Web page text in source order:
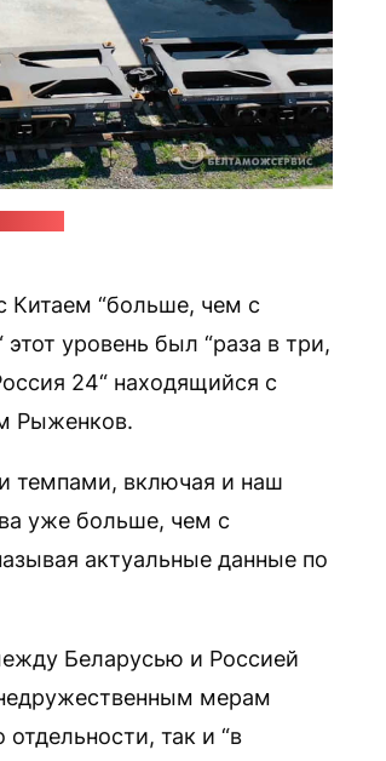
Китаем “больше, чем с
уровень был “раза в три,
24“ находящийся с
Рыженков.
темпами, включая и наш
уже больше, чем с
актуальные данные по
Беларусью и Россией
мерам
так и “в